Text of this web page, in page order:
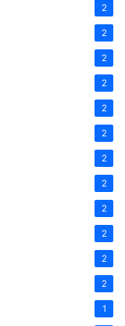
2
2
2
2
2
2
2
2
2
2
2
2
1